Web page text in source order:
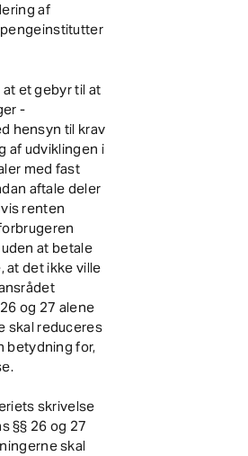
af
et gebyr til at
-
hensyn til krav
af udviklingen i
med fast
aftale deler
renten
at betale
at det ikke ville
og 27 alene
skal reduceres
betydning for,
skrivelse
§§ 26 og 27
skal